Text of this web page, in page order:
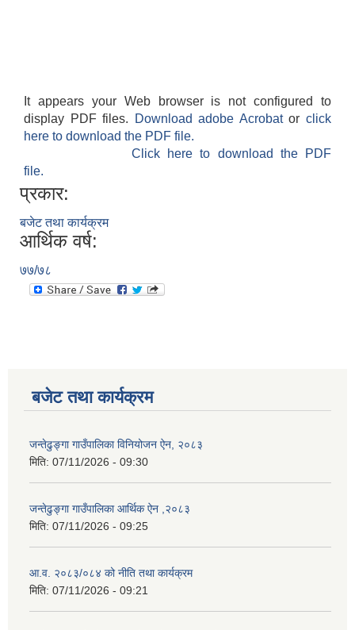
It appears your Web browser is not configured to
display PDF files.
Download adobe Acrobatorclick
here to download the PDF file.
Click here to download the PDF
file.
प्रकार:
बजेट तथा कार्यक्रम
आर्थिक वर्ष:
७७/७८
बजेट तथा कार्यक्रम
जन्तेढुङ्गा गाउँपालिका विनियोजन ऐन, २०८३
मिति: 07/11/2026 - 09:30
जन्तेढुङ्गा गाउँपालिका आर्थिक ऐन ,२०८३
मिति: 07/11/2026 - 09:25
आ.व. २०८३/०८४ को नीति तथा कार्यक्रम
मिति: 07/11/2026 - 09:21